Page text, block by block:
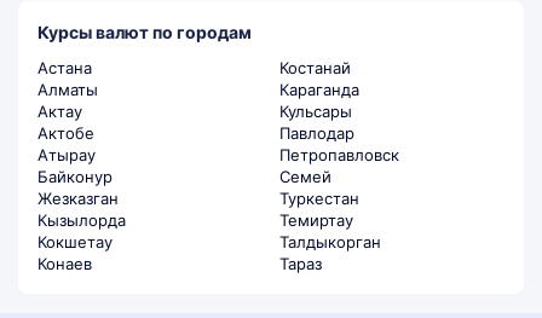
Курсы валют по городам
Астана
Алматы
Актау
Актобе
Атырау
Байконур
Жезказган
Кызылорда
Кокшетау
Конаев
Костанай
Караганда
Кульсары
Павлодар
Петропавловск
Семей
Туркестан
Темиртау
Талдыкорган
Тараз